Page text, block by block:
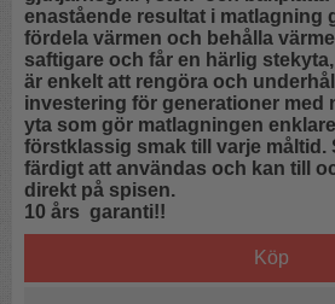
enastående resultat i matlagning
fördela värmen och behålla
saftigare och får en härlig
är enkelt att rengöra och
investering för generationer med
yta som gör matlagningen
förstklassig smak till varje måltid.
färdigt att användas och kan till
direkt på spisen.
10 års garanti!!
Köp